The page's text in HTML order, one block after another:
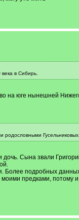
в Сибирь.
на юге нынешней
Сына звали
подробных
предками, потому